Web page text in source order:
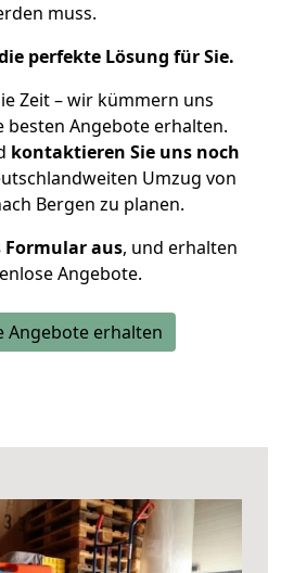
muss.
perfekte Lösung für Sie.
Zeit – wir kümmern uns
besten Angebote erhalten.
kontaktieren Sie uns noch
Umzug von
Bergen zu planen.
Formular aus, und erhalten
Angebote.
Angebote erhalten